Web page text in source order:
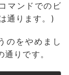
マンドでのビ
通ります。)
のをやめまし
りです。